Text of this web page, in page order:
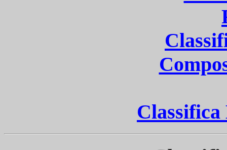
Classifica